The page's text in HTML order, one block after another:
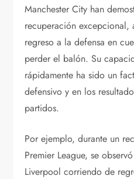
Manchester City han
recuperación excepcional,
regreso a la defensa en
perder el balón. Su
rápidamente ha sido un
defensivo y en los
partidos.
Por ejemplo, durante un
Premier League, se
Liverpool corriendo de